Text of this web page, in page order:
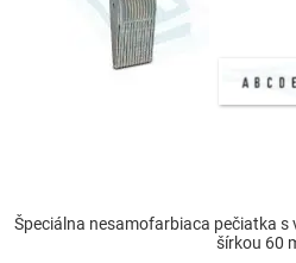
Špeciálna nesamofarbiaca pečiatka s
šírkou 60